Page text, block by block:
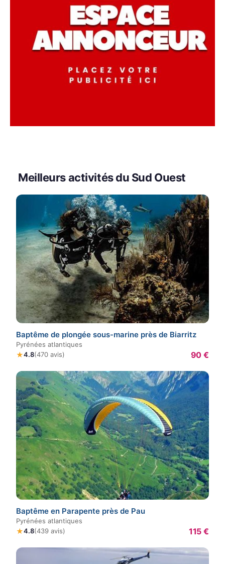
Meilleurs activités du Sud Ouest
Baptême de plongée sous-marine près de Biarritz
Pyrénées atlantiques
★4.8(470 avis) 90 €
Baptême en Parapente près de Pau
Pyrénées atlantiques
★4.8(439 avis) 115 €